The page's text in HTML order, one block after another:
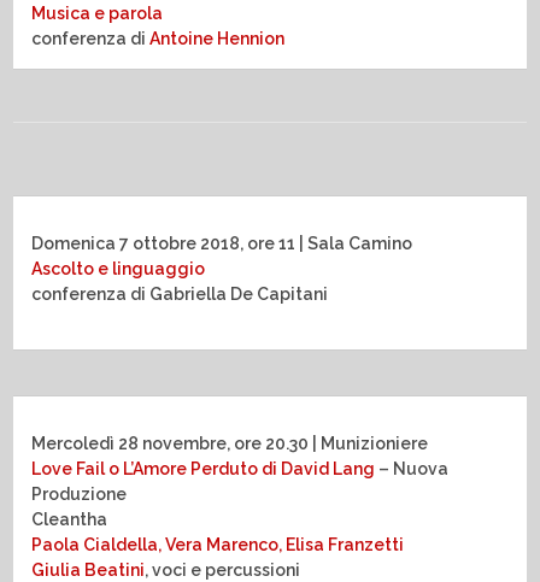
Musica e parola
conferenza diAntoine Hennion
Domenica 7 ottobre 2018, ore 11 | Sala Camino
Ascolto e linguaggio
conferenza di Gabriella De Capitani
Mercoledì 28 novembre, ore 20.30 | Munizioniere
Love Fail o L’Amore Perduto di David Lang – Nuova
Produzione
Cleantha
Paola Cialdella, Vera Marenco, Elisa Franzetti
Giulia Beatini, voci e percussioni